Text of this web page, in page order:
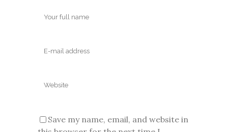
Save my name, email, and website in